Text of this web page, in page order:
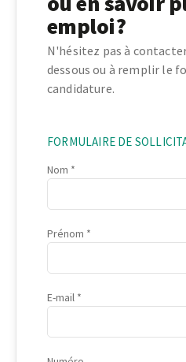
emploi?
N'hésitez pas à
dessous ou à remplir le
candidature.
FORMULAIRE DE
Nom
Prénom
E-mail